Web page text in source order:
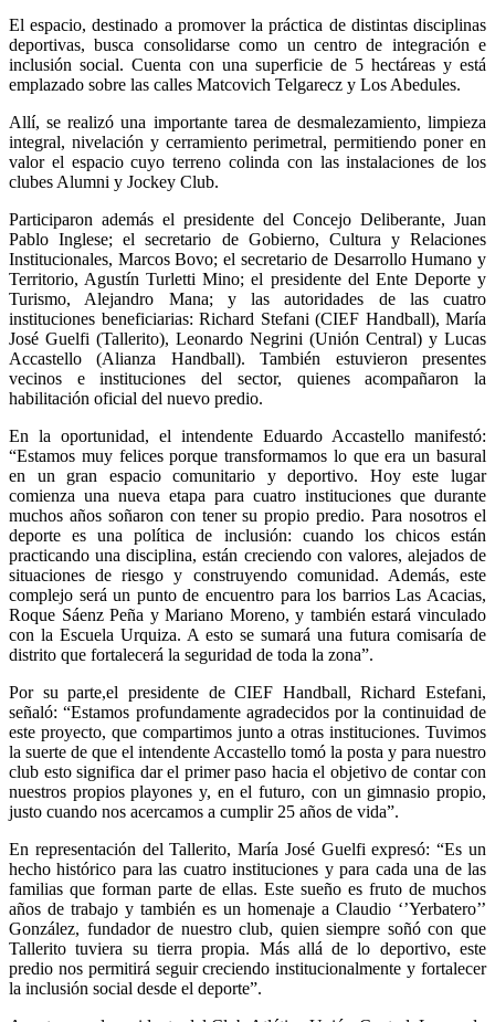
El espacio, destinado a promover la práctica de distintas disciplinas
deportivas, busca consolidarse como un centro de integración e
inclusión social. Cuenta con una superficie de 5 hectáreas y está
emplazado sobre las calles Matcovich Telgarecz y Los Abedules.
Allí, se realizó una importante tarea de desmalezamiento, limpieza
integral, nivelación y cerramiento perimetral, permitiendo poner en
valor el espacio cuyo terreno colinda con las instalaciones de los
clubes Alumni y Jockey Club.
Participaron además el presidente del Concejo Deliberante, Juan
Pablo Inglese; el secretario de Gobierno, Cultura y Relaciones
Institucionales, Marcos Bovo; el secretario de Desarrollo Humano y
Territorio, Agustín Turletti Mino; el presidente del Ente Deporte y
Turismo, Alejandro Mana; y las autoridades de las cuatro
instituciones beneficiarias: Richard Stefani (CIEF Handball), María
José Guelfi (Tallerito), Leonardo Negrini (Unión Central) y Lucas
Accastello (Alianza Handball). También estuvieron presentes
vecinos e instituciones del sector, quienes acompañaron la
habilitación oficial del nuevo predio.
En la oportunidad, el intendente Eduardo Accastello manifestó:
“Estamos muy felices porque transformamos lo que era un basural
en un gran espacio comunitario y deportivo. Hoy este lugar
comienza una nueva etapa para cuatro instituciones que durante
muchos años soñaron con tener su propio predio. Para nosotros el
deporte es una política de inclusión: cuando los chicos están
practicando una disciplina, están creciendo con valores, alejados de
situaciones de riesgo y construyendo comunidad. Además, este
complejo será un punto de encuentro para los barrios Las Acacias,
Roque Sáenz Peña y Mariano Moreno, y también estará vinculado
con la Escuela Urquiza. A esto se sumará una futura comisaría de
distrito que fortalecerá la seguridad de toda la zona”.
Por su parte,el presidente de CIEF Handball, Richard Estefani,
señaló: “Estamos profundamente agradecidos por la continuidad de
este proyecto, que compartimos junto a otras instituciones. Tuvimos
la suerte de que el intendente Accastello tomó la posta y para nuestro
club esto significa dar el primer paso hacia el objetivo de contar con
nuestros propios playones y, en el futuro, con un gimnasio propio,
justo cuando nos acercamos a cumplir 25 años de vida”.
En representación del Tallerito, María José Guelfi expresó: “Es un
hecho histórico para las cuatro instituciones y para cada una de las
familias que forman parte de ellas. Este sueño es fruto de muchos
años de trabajo y también es un homenaje a Claudio ‘’Yerbatero’’
González, fundador de nuestro club, quien siempre soñó con que
Tallerito tuviera su tierra propia. Más allá de lo deportivo, este
predio nos permitirá seguir creciendo institucionalmente y fortalecer
la inclusión social desde el deporte”.